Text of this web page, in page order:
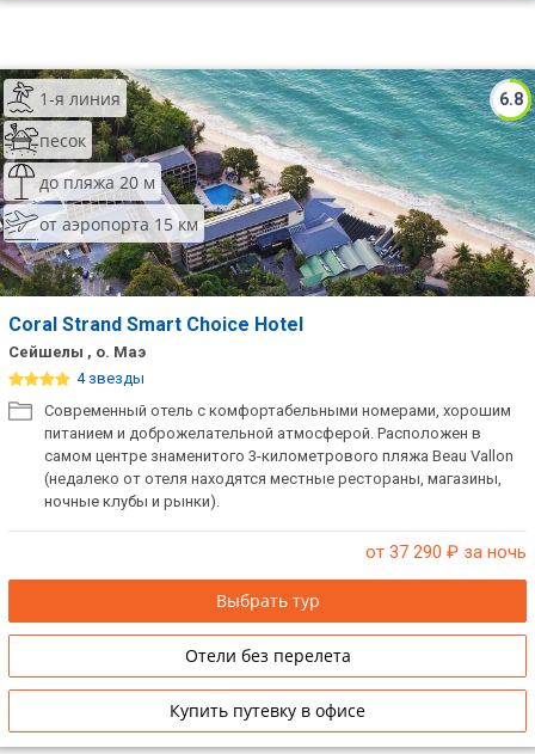
6.8
1-я линия
песок
до пляжа 20 м
от аэропорта 15 км
Coral Strand Smart Choice Hotel
Сейшелы , о. Маэ
4 звезды
Современный отель с комфортабельными номерами, хорошим
питанием и доброжелательной атмосферой. Расположен в
самом центре знаменитого 3-километрового пляжа Beau Vallon
(недалеко от отеля находятся местные рестораны, магазины,
ночные клубы и рынки).
от 37 290 ₽ за ночь
Выбрать тур
Отели без перелета
Купить путевку в офисе